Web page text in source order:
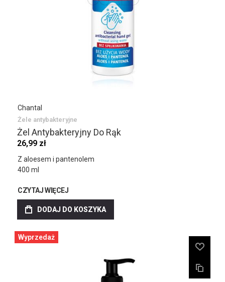
Chantal
Żele antybakteryjne
Żel Antybakteryjny Do Rąk
26,99 zł
Z aloesem i pantenolem
400 ml
CZYTAJ WIĘCEJ
DODAJ DO KOSZYKA
Wyprzedaż